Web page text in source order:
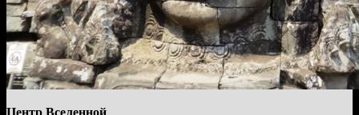
Центр Вселенной